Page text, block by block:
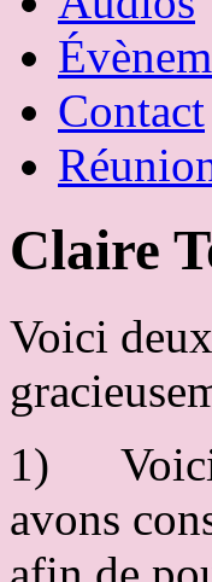
Contact
Claire
Voici
1) Voici
avons